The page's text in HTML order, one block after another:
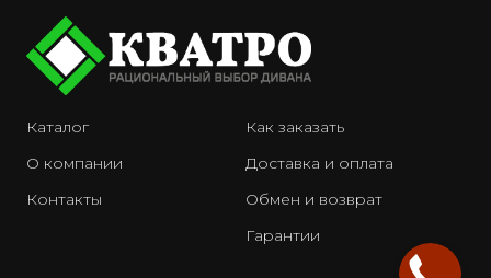
Каталог
О компании
Контакты
Как заказать
Доставка и оплата
Обмен и возврат
Гарантии